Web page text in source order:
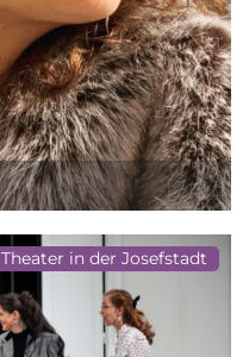
Theater in der Josefstadt